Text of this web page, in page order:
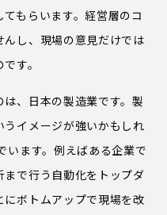
もらいます。経営層のコ
し、現場の意見だけでは
す。
、日本の製造業です。製
イメージが強いかもしれ
います。例えばある企業で
で行う自動化をトップダ
ボトムアップで現場を改